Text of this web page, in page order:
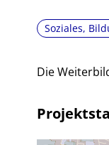
Soziales,
Die